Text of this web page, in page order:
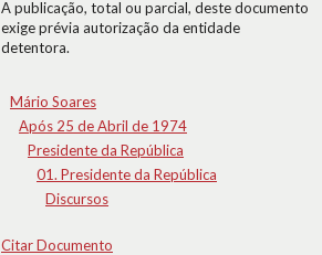
A publicação, total ou parcial, deste documento
exige prévia autorização da entidade
detentora.
Mário Soares
Após 25 de Abril de 1974
Presidente da República
01. Presidente da República
Discursos
Citar Documento